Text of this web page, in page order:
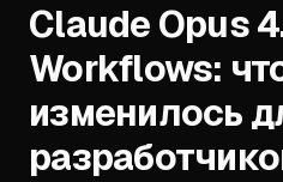
Claude Opus
Workflows:
изменилось